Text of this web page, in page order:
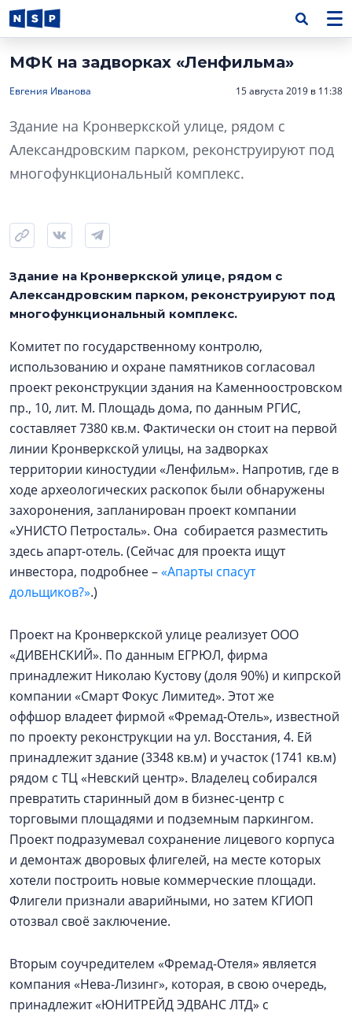
МФК на задворках «Ленфильма»
Евгения Иванова 15 августа 2019 в 11:38
Здание на Кронверкской улице, рядом с
Александровским парком, реконструируют под
многофункциональный комплекс.
Здание на Кронверкской улице, рядом с
Александровским парком, реконструируют под
многофункциональный комплекс.
Комитет по государственному контролю,
использованию и охране памятников согласовал
проект реконструкции здания на Каменноостровском
пр., 10, лит. М. Площадь дома, по данным РГИС,
составляет 7380 кв.м. Фактически он стоит на первой
линии Кронверкской улицы, на задворках
территории киностудии «Ленфильм». Напротив, где в
ходе археологических раскопок были обнаружены
захоронения, запланирован проект компании
«УНИСТО Петросталь». Она собирается разместить
здесь апарт-отель. (Сейчас для проекта ищут
инвестора, подробнее –«Апарты спасут
дольщиков?».)
Проект на Кронверкской улице реализует ООО
«ДИВЕНСКИЙ». По данным ЕГРЮЛ, фирма
принадлежит Николаю Кустову (доля 90%) и кипрской
компании «Смарт Фокус Лимитед». Этот же
оффшор владеет фирмой «Фремад-Отель», известной
по проекту реконструкции на ул. Восстания, 4. Ей
принадлежит здание (3348 кв.м) и участок (1741 кв.м)
рядом с ТЦ «Невский центр». Владелец собирался
превратить старинный дом в бизнес-центр с
торговыми площадями и подземным паркингом.
Проект подразумевал сохранение лицевого корпуса
и демонтаж дворовых флигелей, на месте которых
хотели построить новые коммерческие площади.
Флигели признали аварийными, но затем КГИОП
отозвал своё заключение.
Вторым соучредителем «Фремад-Отеля» является
компания «Нева-Лизинг», которая, в свою очередь,
принадлежит «ЮНИТРЕЙД ЭДВАНС ЛТД» с